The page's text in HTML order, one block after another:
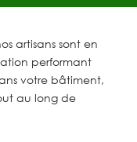
artisans sont en
performant
votre bâtiment,
au long de